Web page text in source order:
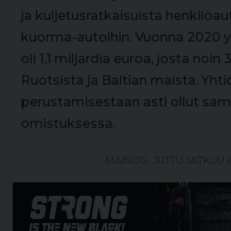
ja kuljetusratkaisuista
kuorma-autoihin. Vuonna 2020
oli 1,1 miljardia euroa, josta noin
Ruotsista ja Baltian maista.
perustamisestaan asti ollut
omistuksessa.